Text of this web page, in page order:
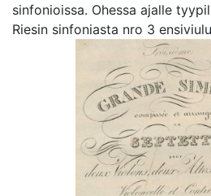
sinfonioissa. Ohessa ajalle
Riesin sinfoniasta nro 3